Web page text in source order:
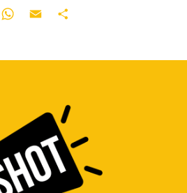
FacebookWhatsApp
Email